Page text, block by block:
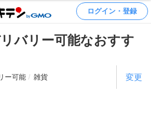
ログイン・登録
バリー可能なおすす
ー可能 雑貨 変更